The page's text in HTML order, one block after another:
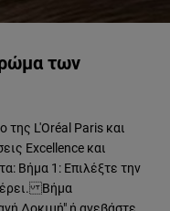
των
της L'Oréal Paris και
Excellence και
Βήμα 1: Επιλέξτε την
Βήμα